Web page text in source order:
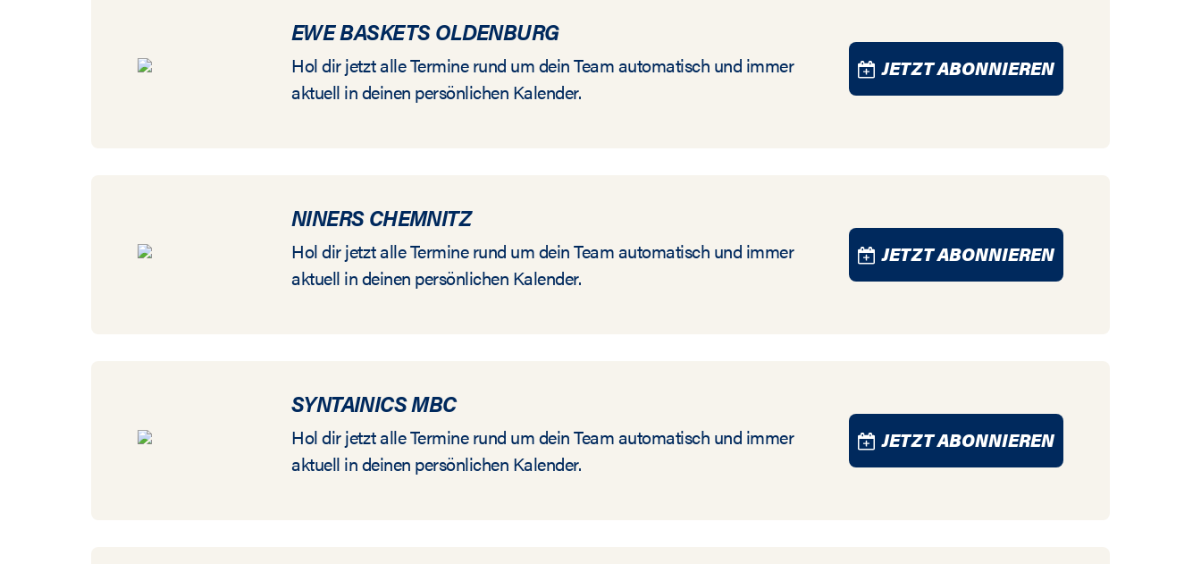
EWE BASKETS OLDENBURG
Hol dir jetzt alle Termine rund um dein Team automatisch und immer
aktuell in deinen persönlichen Kalender.
JETZT ABONNIEREN
NINERS CHEMNITZ
Hol dir jetzt alle Termine rund um dein Team automatisch und immer
aktuell in deinen persönlichen Kalender.
JETZT ABONNIEREN
SYNTAINICS MBC
Hol dir jetzt alle Termine rund um dein Team automatisch und immer
aktuell in deinen persönlichen Kalender.
JETZT ABONNIEREN